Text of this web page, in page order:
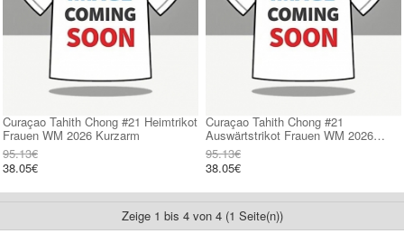
Curaçao Tahith Chong #21 Heimtrikot
Frauen WM 2026 Kurzarm
95.13€
38.05€
Curaçao Tahith Chong #21
Auswärtstrikot Frauen WM 2026
Kurzarm
95.13€
38.05€
Zeige 1 bis 4 von 4 (1 Seite(n))